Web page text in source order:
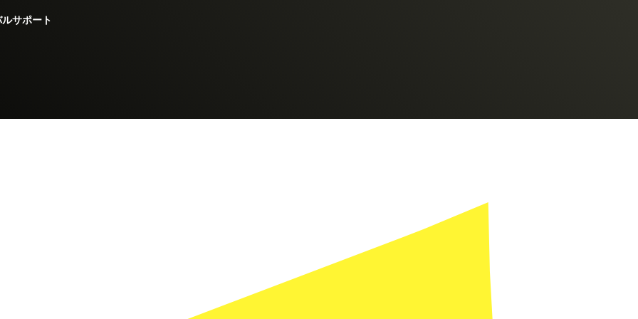
サポート